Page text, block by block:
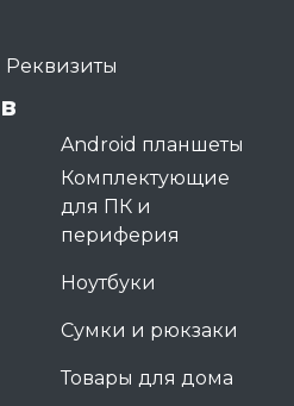
Реквизиты
Android планшеты
Комплектующие
для ПК и
периферия
Ноутбуки
Сумки и рюкзаки
Товары для дома